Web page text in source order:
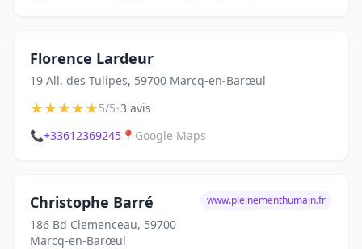
Florence Lardeur
19 All. des Tulipes, 59700 Marcq-en-Barœul
★★★★★5/5•3 avis
📞+33612369245 📍 Google Maps
Christophe Barré
186 Bd Clemenceau, 59700
Marcq-en-Barœul
www.pleinementhumain.fr